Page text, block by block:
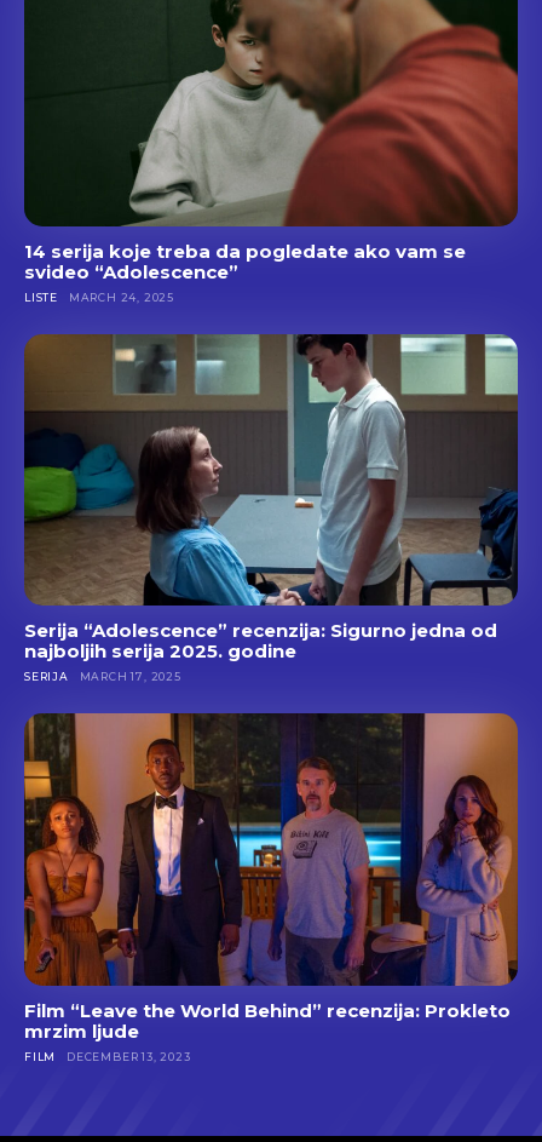
14 serija koje treba da pogledate ako vam se
svideo “Adolescence”
LISTE MARCH 24, 2025
Serija “Adolescence” recenzija: Sigurno jedna od
najboljih serija 2025. godine
SERIJA MARCH 17, 2025
Film “Leave the World Behind” recenzija: Prokleto
mrzim ljude
FILM DECEMBER 13, 2023